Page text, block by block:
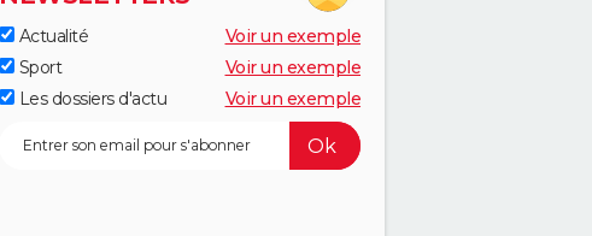
Actualité
Voir un exemple
Sport
Voir un exemple
Les dossiers d'actu
Voir un exemple